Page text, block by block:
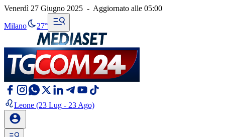
Venerdì 27 Giugno 2025 - Aggiornato alle 05:00
Milano 27°
Leone (23 Lug - 23 Ago)